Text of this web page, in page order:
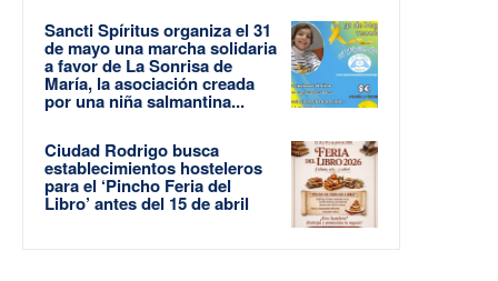
Sancti Spíritus organiza el 31
de mayo una marcha solidaria
a favor de La Sonrisa de
María, la asociación creada
por una niña salmantina...
Ciudad Rodrigo busca
establecimientos hosteleros
para el ‘Pincho Feria del
Libro’ antes del 15 de abril